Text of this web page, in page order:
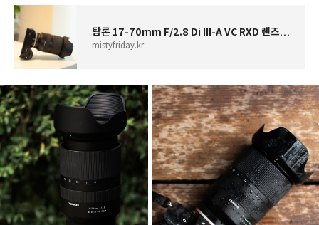
탐론 17-70mm F/2.8 Di III-A VC RXD 렌즈 - APS-C의 존재 가치
mistyfriday.kr